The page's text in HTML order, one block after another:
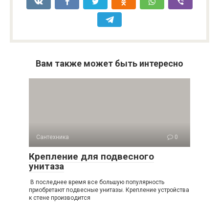
Вам также может быть интересно
Сантехника 0
Крепление для подвесного
унитаза
В последнее время все большую популярность
приобретают подвесные унитазы. Крепление устройства
к стене производится